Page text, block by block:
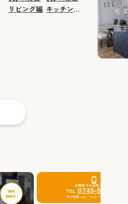
リビング編 キッチン・
お電話でのお問い合わせ
TEL 0745-51-0201
受付時間 9:00～18:00 定休日：水曜日